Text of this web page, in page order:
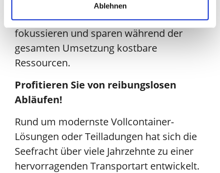
Ablehnen
koordinieren. So können Sie sich stets auf
die Ausgestaltung Ihrer Lieferketten
fokussieren und sparen während der
gesamten Umsetzung kostbare
Ressourcen.
Profitieren Sie von reibungslosen
Abläufen!
Rund um modernste Vollcontainer-
Lösungen oder Teilladungen hat sich die
Seefracht über viele Jahrzehnte zu einer
hervorragenden Transportart entwickelt.